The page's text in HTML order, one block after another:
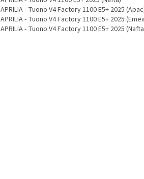
APRILIA - Tuono V4 Factory 1100 E5+ 2025
APRILIA - Tuono V4 Factory 1100 E5+ 2025
APRILIA - Tuono V4 Factory 1100 E5+ 2025